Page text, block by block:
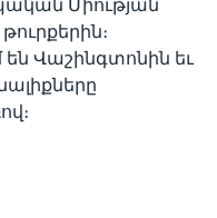
Միության
Վաշինգտոնին եւ